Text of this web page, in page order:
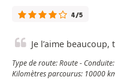
4/5
Je l’aime
Type de route: Route -
Kilomètres parcourus: 10000